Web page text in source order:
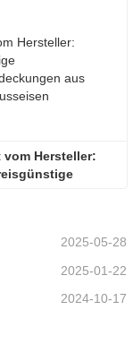
vom Hersteller:
2025-05-28
2025-01-22
2024-10-17